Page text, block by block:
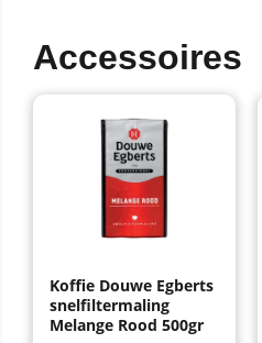
Accessoires
Koffie Douwe Egberts
snelfiltermaling
Melange Rood 500gr